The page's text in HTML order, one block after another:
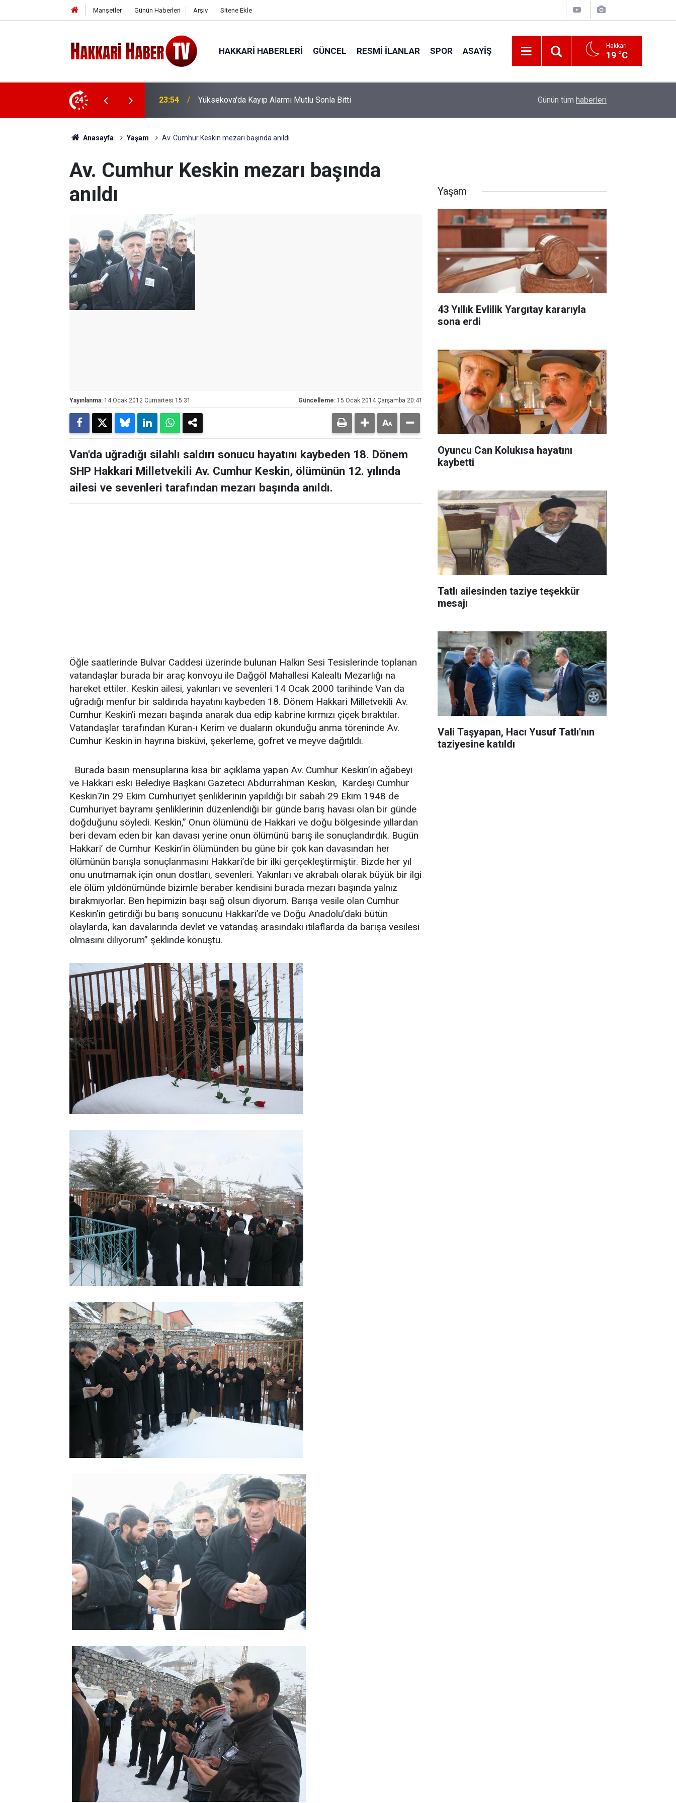
Manşetler Günün Haberleri Arşiv Sitene Ekle
HAKKARI HABERLERI GÜNCEL RESMI İLANLAR SPOR ASAYIŞ Hakkari
19 °C
24 23:54 Yüksekova'da Kayıp Alarmı Mutlu Sonla Bitti Hakkâri İl Müftülüğünden kız öğrencilere yaz
Günün tüm haberleri
Anasayfa Yaşam Av. Cumhur Keskin mezarı başında anıldı
Av. Cumhur Keskin mezarı başında
anıldı
Yayınlanma: 14 Ocak 2012 Cumartesi 15:31 Güncelleme: 15 Ocak 2014 Çarşamba 20:41
Van'da uğradığı silahlı saldırı sonucu hayatını kaybeden 18. Dönem
SHP Hakkari Milletvekili Av. Cumhur Keskin, ölümünün 12. yılında
ailesi ve sevenleri tarafından mezarı başında anıldı.
Öğle saatlerinde Bulvar Caddesi üzerinde bulunan Halkın Sesi Tesislerinde toplanan
vatandaşlar burada bir araç konvoyu ile Dağgöl Mahallesi Kalealtı Mezarlığı na
hareket ettiler. Keskin ailesi, yakınları ve sevenleri 14 Ocak 2000 tarihinde Van da
uğradığı menfur bir saldırıda hayatını kaybeden 18. Dönem Hakkari Milletvekili Av.
Cumhur Keskin’i mezarı başında anarak dua edip kabrine kırmızı çiçek bıraktılar.
Vatandaşlar tarafından Kuran-ı Kerim ve duaların okunduğu anma töreninde Av.
Cumhur Keskin in hayrına bisküvi, şekerleme, gofret ve meyve dağıtıldı.
Burada basın mensuplarına kısa bir açıklama yapan Av. Cumhur Keskin’in ağabeyi
ve Hakkari eski Belediye Başkanı Gazeteci Abdurrahman Keskin, Kardeşi Cumhur
Keskin7in 29 Ekim Cumhuriyet şenliklerinin yapıldığı bir sabah 29 Ekim 1948 de
Cumhuriyet bayramı şenliklerinin düzenlendiği bir günde barış havası olan bir günde
doğduğunu söyledi. Keskin,” Onun ölümünü de Hakkari ve doğu bölgesinde yıllardan
beri devam eden bir kan davası yerine onun ölümünü barış ile sonuçlandırdık. Bugün
Hakkari’ de Cumhur Keskin’in ölümünden bu güne bir çok kan davasından her
ölümünün barışla sonuçlanmasını Hakkari’de bir ilki gerçekleştirmiştir. Bizde her yıl
onu unutmamak için onun dostları, sevenleri. Yakınları ve akrabalı olarak büyük bir ilgi
ele ölüm yıldönümünde bizimle beraber kendisini burada mezarı başında yalnız
bırakmıyorlar. Ben hepimizin başı sağ olsun diyorum. Barışa vesile olan Cumhur
Keskin’in getirdiği bu barış sonucunu Hakkari’de ve Doğu Anadolu’daki bütün
olaylarda, kan davalarında devlet ve vatandaş arasındaki itilaflarda da barışa vesilesi
olmasını diliyorum” şeklinde konuştu.
Yaşam
43 Yıllık Evlilik Yargıtay kararıyla
sona erdi
Oyuncu Can Kolukısa hayatını
kaybetti
Tatlı ailesinden taziye teşekkür
mesajı
Vali Taşyapan, Hacı Yusuf Tatlı'nın
taziyesine katıldı